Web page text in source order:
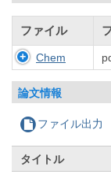
ファイル
Chem
論文情報
ファイル出力
タイトル